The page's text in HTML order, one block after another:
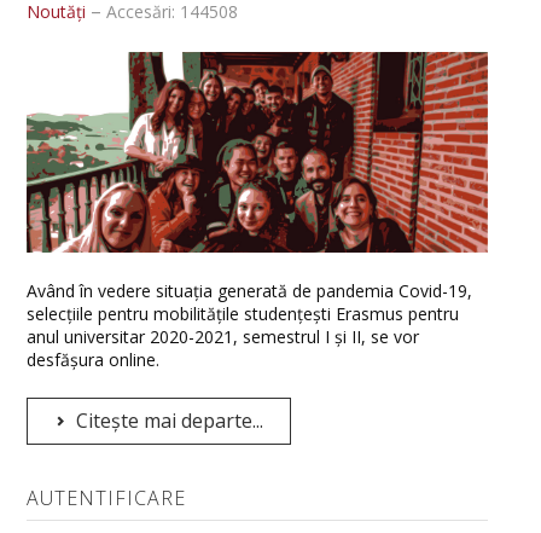
Noutăți Accesări: 144508
Având în vedere situația generată de pandemia Covid-19,
selecțiile pentru mobilitățile studențești Erasmus pentru
anul universitar 2020-2021, semestrul I și II, se vor
desfășura online.
Citește mai departe...
AUTENTIFICARE